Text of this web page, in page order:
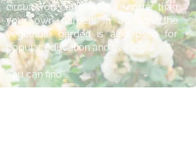
circuit. You can't make it shorter than
your own garden! In addition, the
vegetable garden is also used for
popular education and training.
You can find ...